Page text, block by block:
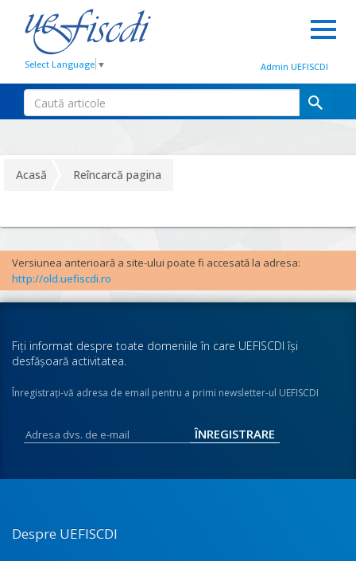
Select Language ▼ Admin UEFISCDI
Acasă Reîncarcă pagina
Versiunea anterioară a site-ului poate fi accesată la adresa:
http://old.uefiscdi.ro
Fiţi informat despre toate domeniile în care UEFISCDI îşi
desfăşoară activitatea.
Înregistraţi-vă adresa de email pentru a primi newsletter-ul UEFISCDI
Despre UEFISCDI